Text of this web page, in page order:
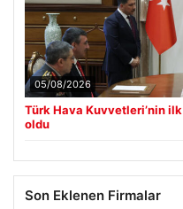
05/08/2026
Türk Hava Kuvvetleri’nin ilk
oldu
Son Eklenen Firmalar